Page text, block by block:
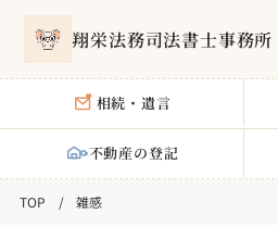
翔栄法務司法書士事務所
相続・遺言
不動産の登記
雑感